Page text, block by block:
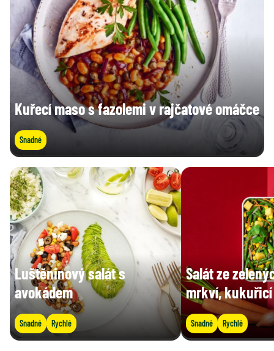
Sůl (g)
0,50 g 1,3 g
Kuřecí maso s fazolemi v rajčatové omáčce
Snadné
Luštěninový salát s
avokádem
Snadné Rychlé
Salát ze
mrkví, kukuřicí
Snadné Rychlé